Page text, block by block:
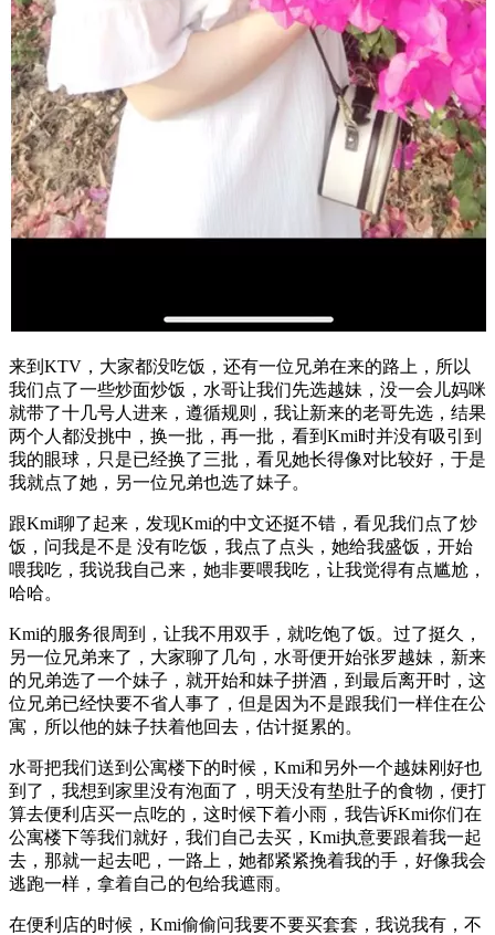
来到KTV，大家都没吃饭，还有一位兄弟在来的路上，所以
我们点了一些炒面炒饭，水哥让我们先选越妹，没一会儿妈咪
就带了十几号人进来，遵循规则，我让新来的老哥先选，结果
两个人都没挑中，换一批，再一批，看到Kmi时并没有吸引到
我的眼球，只是已经换了三批，看见她长得像对比较好，于是
我就点了她，另一位兄弟也选了妹子。
跟Kmi聊了起来，发现Kmi的中文还挺不错，看见我们点了炒
饭，问我是不是 没有吃饭，我点了点头，她给我盛饭，开始
喂我吃，我说我自己来，她非要喂我吃，让我觉得有点尴尬，
哈哈。
Kmi的服务很周到，让我不用双手，就吃饱了饭。过了挺久，
另一位兄弟来了，大家聊了几句，水哥便开始张罗越妹，新来
的兄弟选了一个妹子，就开始和妹子拼酒，到最后离开时，这
位兄弟已经快要不省人事了，但是因为不是跟我们一样住在公
寓，所以他的妹子扶着他回去，估计挺累的。
水哥把我们送到公寓楼下的时候，Kmi和另外一个越妹刚好也
到了，我想到家里没有泡面了，明天没有垫肚子的食物，便打
算去便利店买一点吃的，这时候下着小雨，我告诉Kmi你们在
公寓楼下等我们就好，我们自己去买，Kmi执意要跟着我一起
去，那就一起去吧，一路上，她都紧紧挽着我的手，好像我会
逃跑一样，拿着自己的包给我遮雨。
在便利店的时候，Kmi偷偷问我要不要买套套，我说我有，不